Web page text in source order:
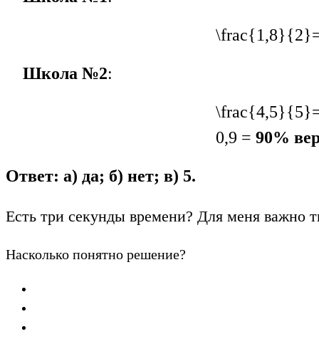
Школа №2:
0,9 = 90%
Ответ: а) да; б) нет; в) 5.
Есть три секунды времени? Для меня важно
Насколько понятно решение?